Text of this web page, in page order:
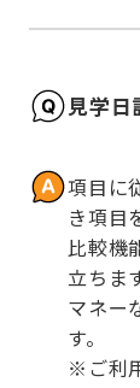
見学日
項目に
き項目
比較機
立ちま
マネー
す。
※ご利